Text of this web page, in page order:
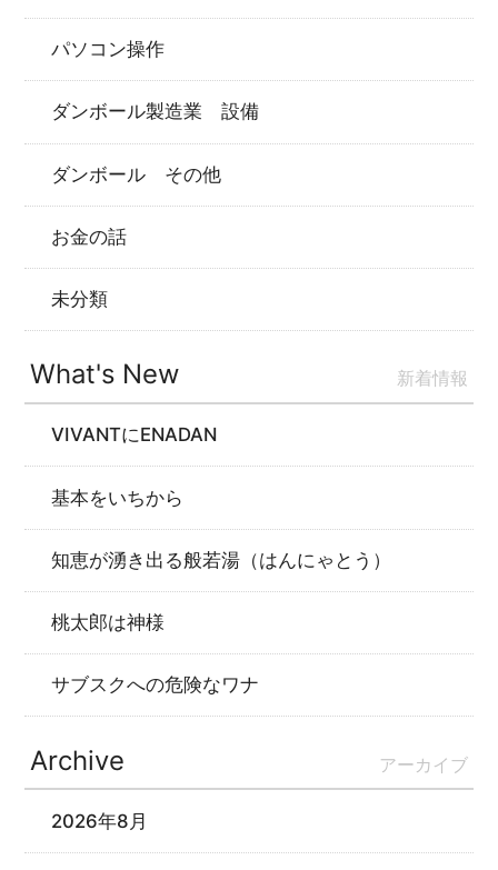
パソコン操作
ダンボール製造業 設備
ダンボール その他
お金の話
未分類
What's New 新着情報
VIVANTにENADAN
基本をいちから
知恵が湧き出る般若湯（はんにゃとう）
桃太郎は神様
サブスクへの危険なワナ
Archive アーカイブ
2026年8月